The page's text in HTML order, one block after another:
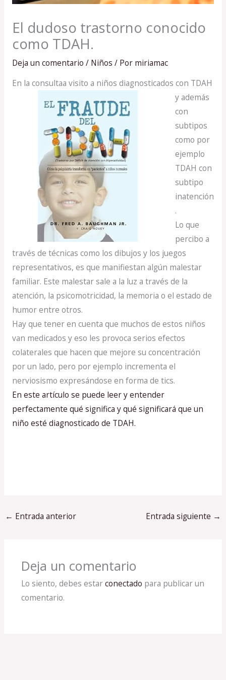
El dudoso trastorno conocido
como TDAH.
Deja un comentario / Niños / Por miriamac
En la consultaa visito a niños diagnosticados con TDAH
y además
con
subtipos
como por
ejemplo
TDAH con
subtipo
inatención
.
Lo que
percibo a
través de técnicas como los dibujos y los juegos
representativos, es que manifiestan algún malestar
familiar. Este malestar sale a la luz a través de la
atención, la psicomotricidad, la memoria o el estado de
humor entre otros.
Hay que tener en cuenta que muchos de estos niños
van medicados y eso les provoca serios efectos
colaterales que hacen que mejore su concentración
por un lado, pero por ejemplo incrementa el
nerviosismo expresándose en forma de tics.
En este artículo se puede leer y entender
perfectamente qué significa y qué significará que un
niño esté diagnosticado de TDAH.
← Entrada anterior Entrada siguiente →
Deja un comentario
Lo siento, debes estarconectado para publicar un
comentario.